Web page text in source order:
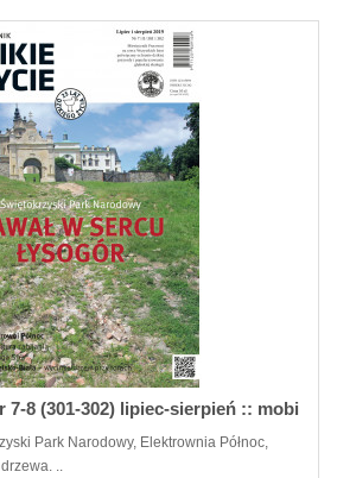
7-8 (301-302) lipiec-sierpień :: mobi
Park Narodowy, Elektrownia Północ,
..